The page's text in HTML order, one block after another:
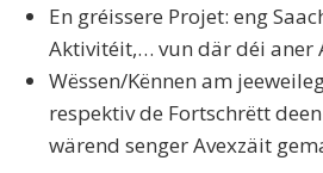
En gréissere Projet: eng
Aktivitéit,… vun där déi aner
Wëssen/Kënnen am
respektiv de Fortschrëtt
wärend senger Avexzäit